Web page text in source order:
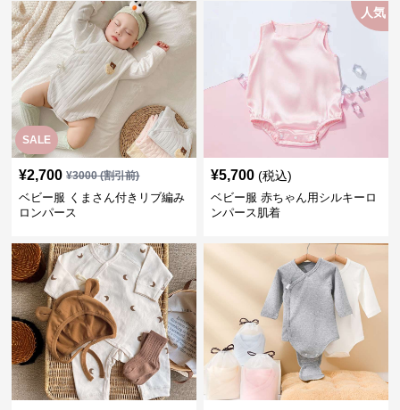
SALE
¥2,700 ¥3000(割引前)
ベビー服 くまさん付きリブ編み
ロンパース
人気
¥5,700 (税込)
ベビー服 赤ちゃん用シルキーロ
ンパース肌着